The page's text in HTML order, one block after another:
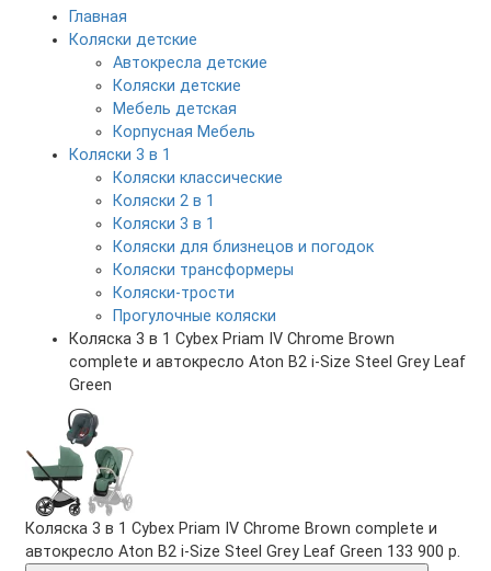
Главная
Коляски детские
Автокресла детские
Коляски детские
Мебель детская
Корпусная Мебель
Коляски 3 в 1
Коляски классические
Коляски 2 в 1
Коляски 3 в 1
Коляски для близнецов и погодок
Коляски трансформеры
Коляски-трости
Прогулочные коляски
Коляска 3 в 1 Cybex Priam IV Chrome Brown
complete и автокресло Aton B2 i-Size Steel Grey Leaf
Green
Коляска 3 в 1 Cybex Priam IV Chrome Brown complete и
автокресло Aton B2 i-Size Steel Grey Leaf Green 133 900 р.